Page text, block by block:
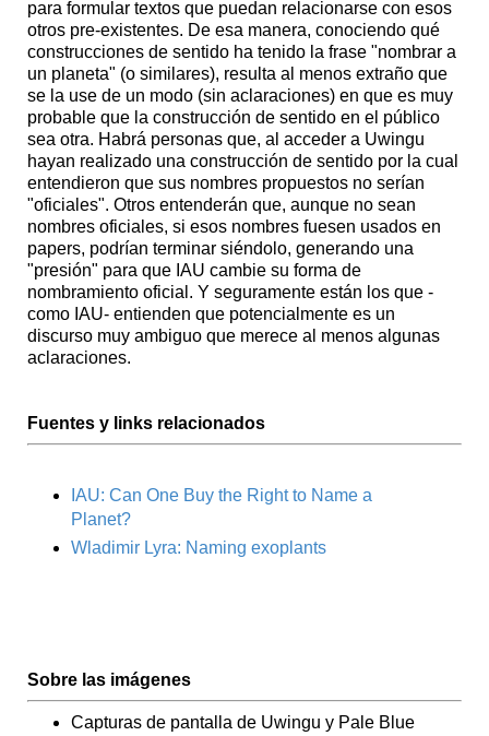
para formular textos que puedan relacionarse con esos
otros pre-existentes. De esa manera, conociendo qué
construcciones de sentido ha tenido la frase "nombrar a
un planeta" (o similares), resulta al menos extraño que
se la use de un modo (sin aclaraciones) en que es muy
probable que la construcción de sentido en el público
sea otra. Habrá personas que, al acceder a Uwingu
hayan realizado una construcción de sentido por la cual
entendieron que sus nombres propuestos no serían
"oficiales". Otros entenderán que, aunque no sean
nombres oficiales, si esos nombres fuesen usados en
papers, podrían terminar siéndolo, generando una
"presión" para que IAU cambie su forma de
nombramiento oficial. Y seguramente están los que -
como IAU- entienden que potencialmente es un
discurso muy ambiguo que merece al menos algunas
aclaraciones.
Fuentes y links relacionados
IAU: Can One Buy the Right to Name a
Planet?
Wladimir Lyra: Naming exoplants
Sobre las imágenes
Capturas de pantalla de Uwingu y Pale Blue